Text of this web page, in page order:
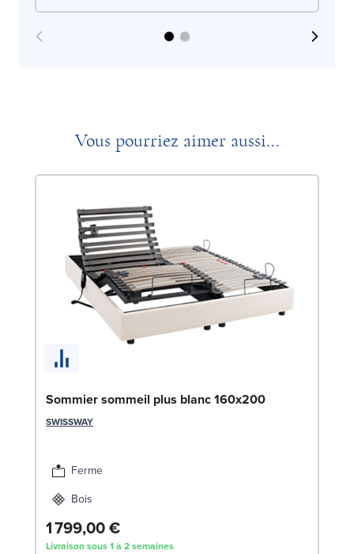
Vous pourriez aimer aussi...
Sommier sommeil plus blanc 160x200
SWISSWAY
Ferme
Bois
1 799,00 €
Livraison sous 1 à 2 semaines